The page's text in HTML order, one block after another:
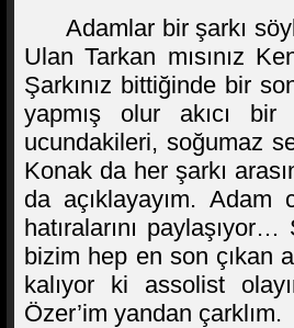
Adamlar bir şarkı
Ulan Tarkan mısınız
Şarkınız bittiğinde bir
yapmış olur akıcı bir
ucundakileri, soğumaz
Konak da her şarkı
da açıklayayım.
hatıralarını
bizim hep en son çıkan
kalıyor ki assolist
Özer’im yandan çarklım.